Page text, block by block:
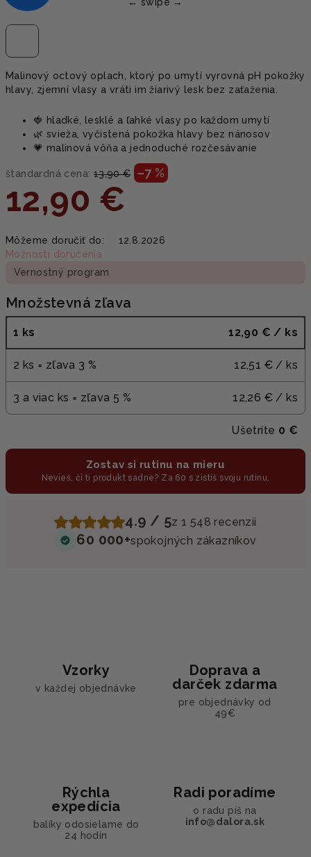
Malinový octový oplach, ktorý po umytí vyrovná pH pokožky
hlavy, zjemní vlasy a vráti im žiarivý lesk bez zaťaženia.
🍓 hladké, lesklé a ľahké vlasy po každom umytí
🌿 svieža, vyčistená pokožka hlavy bez nánosov
💗 malinová vôňa a jednoduché rozčesávanie
štandardná cena: 13,90 € –7 %
12,90 €
cena:
Môžeme doručiť do:
12.8.2026
Možnosti doručenia
Vernostný program
Množstevná zľava
1 ks 12,90 € / ks
2 ks = zľava 3 % 12,51 € / ks
3 a viac ks = zľava 5 % 12,26 € / ks
Ušetríte 0 €
Zostav si rutinu na mieru
Nevieš, či ti produkt sadne? Za 60 s zistíš svoju rutinu.
4.9 / 5z 1 548 recenzií
60 000+spokojných zákazníkov
Vzorky
v každej objednávke
Doprava a
darček zdarma
pre objednávky od
49€
Rýchla
expedícia
balíky odosielame do
24 hodín
Radi poradíme
o radu píš na
info@dalora.sk